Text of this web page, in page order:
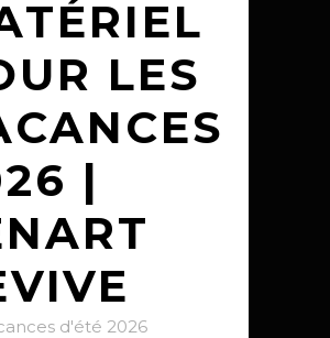
LES
|
d'été 2026